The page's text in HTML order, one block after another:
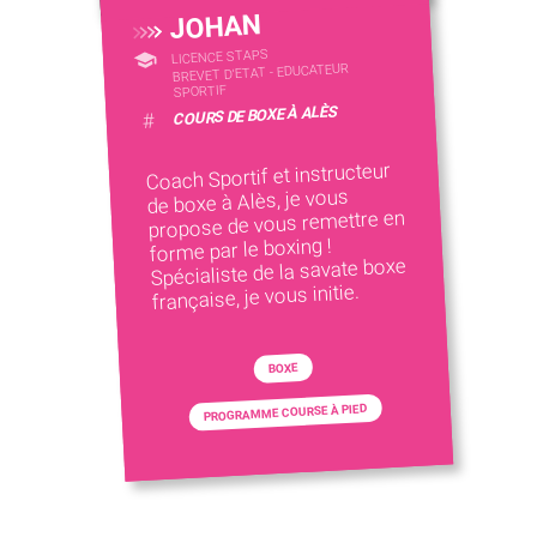
JOHAN
LICENCE STAPS
BREVET D'ETAT - EDUCATEUR
SPORTIF
# COURS DE BOXE À ALÈS
Coach Sportif et instructeur
de boxe à Alès, je vous
propose de vous remettre en
forme par le boxing !
Spécialiste de la savate boxe
française, je vous initie.
BOXE
PROGRAMME COURSE À PIED